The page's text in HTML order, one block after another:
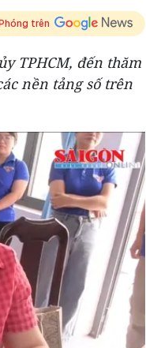
trên
TPHCM, đến thăm
nền tảng số trên